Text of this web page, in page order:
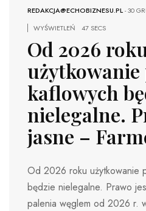
REDAKCJA@ECHOBIZNESU.PL-30
WYŚWIETLEŃ
47 SECS
Od 2026
użytkowanie
kaflowych
nielegalne.
jasne –
Od 2026 roku użytkowanie
będzie nielegalne. Prawo
palenia węglem od 2026 r.